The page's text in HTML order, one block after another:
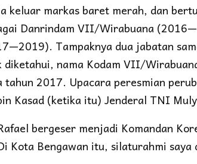
keluar markas baret merah, dan
Danrindam VII/Wirabuana
Tampaknya dua jabatan
nama Kodam VII/
2017. Upacara peresmian
Kasad (ketika itu) Jenderal TNI
bergeser menjadi Komandan
Kota Bengawan itu, silaturahmi